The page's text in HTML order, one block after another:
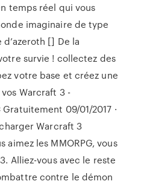
temps réel qui vous
imaginaire de type
[] De la
survie ! collectez des
votre base et créez une
Warcraft 3 -
09/01/2017 ·
Warcraft 3
aimez les MMORPG, vous
Alliez-vous avec le reste
contre le démon